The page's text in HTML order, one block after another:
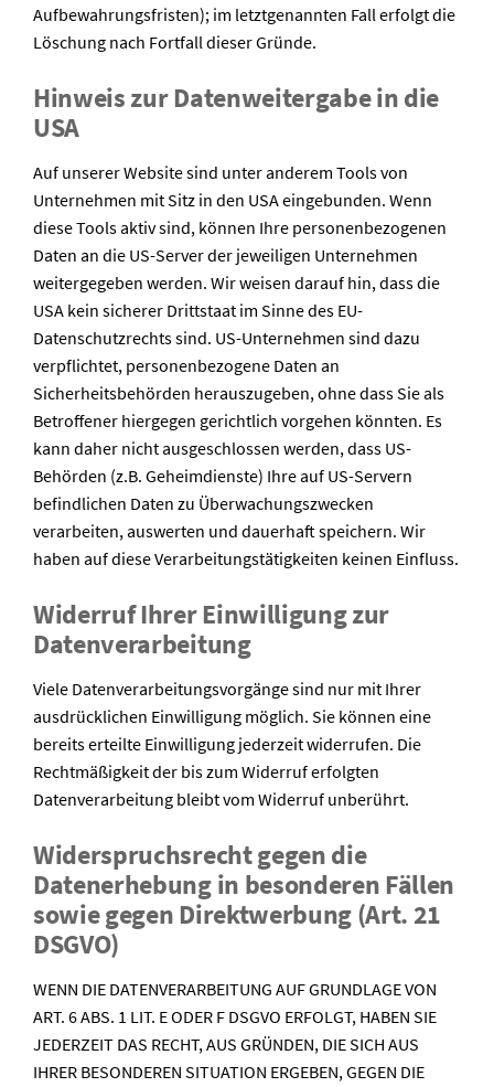
Aufbewahrungsfristen); im letztgenannten Fall erfolgt die
Löschung nach Fortfall dieser Gründe.
Hinweis zur Datenweitergabe in die
USA
Auf unserer Website sind unter anderem Tools von
Unternehmen mit Sitz in den USA eingebunden. Wenn
diese Tools aktiv sind, können Ihre personenbezogenen
Daten an die US-Server der jeweiligen Unternehmen
weitergegeben werden. Wir weisen darauf hin, dass die
USA kein sicherer Drittstaat im Sinne des EU-
Datenschutzrechts sind. US-Unternehmen sind dazu
verpflichtet, personenbezogene Daten an
Sicherheitsbehörden herauszugeben, ohne dass Sie als
Betroffener hiergegen gerichtlich vorgehen könnten. Es
kann daher nicht ausgeschlossen werden, dass US-
Behörden (z.B. Geheimdienste) Ihre auf US-Servern
befindlichen Daten zu Überwachungszwecken
verarbeiten, auswerten und dauerhaft speichern. Wir
haben auf diese Verarbeitungstätigkeiten keinen Einfluss.
Widerruf Ihrer Einwilligung zur
Datenverarbeitung
Viele Datenverarbeitungsvorgänge sind nur mit Ihrer
ausdrücklichen Einwilligung möglich. Sie können eine
bereits erteilte Einwilligung jederzeit widerrufen. Die
Rechtmäßigkeit der bis zum Widerruf erfolgten
Datenverarbeitung bleibt vom Widerruf unberührt.
Widerspruchsrecht gegen die
Datenerhebung in besonderen Fällen
sowie gegen Direktwerbung (Art. 21
DSGVO)
WENN DIE DATENVERARBEITUNG AUF GRUNDLAGE VON
ART. 6 ABS. 1 LIT. E ODER F DSGVO ERFOLGT, HABEN SIE
JEDERZEIT DAS RECHT, AUS GRÜNDEN, DIE SICH AUS
IHRER BESONDEREN SITUATION ERGEBEN, GEGEN DIE